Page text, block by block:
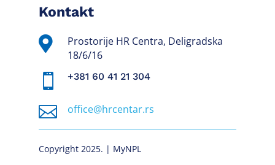
Kontakt

Prostorije HR Centra, Deligradska
18/6/16
 +381 60 41 21 304
 office@hrcentar.rs
Copyright 2025. | MyNPL